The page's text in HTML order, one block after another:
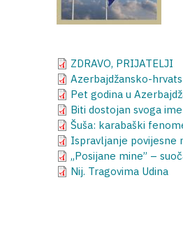
ZDRAVO, PRIJATELJI
Azerbajdžansko-
Pet godina u
Biti dostojan svoga
Šuša: karabaški
Ispravljanje povijesne
„Posijane mine” –
Nij. Tragovima Udina